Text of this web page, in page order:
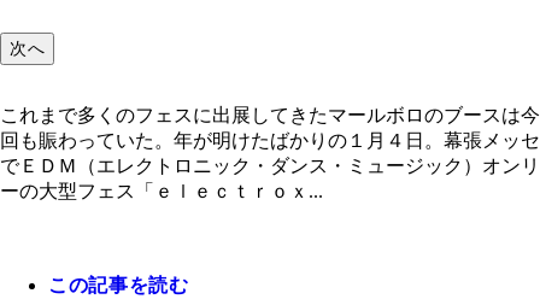
次へ
これまで多くのフェスに出展してきたマールボロのブースは今
回も賑わっていた。年が明けたばかりの１月４日。幕張メッセ
でＥＤＭ（エレクトロニック・ダンス・ミュージック）オンリ
ーの大型フェス「ｅｌｅｃｔｒｏｘ...
この記事を読む